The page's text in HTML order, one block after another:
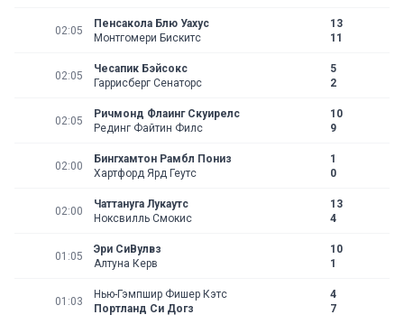
02:05
Пенсакола Блю Уахус
13
11
Монтгомери Бискитс
02:05
Чесапик Бэйсокс
5
2
Гаррисберг Сенаторс
02:05
Ричмонд Флаинг Скуирелс
10
9
Рединг Файтин Филс
02:00
Бингхамтон Рамбл Пониз
1
0
Хартфорд Ярд Геутс
02:00
Чаттануга Лукаутс
13
4
Ноксвилль Смокис
01:05
Эри СиВулвз
10
1
Алтуна Керв
01:03
Нью-Гэмпшир Фишер Кэтс
4
7
Портланд Си Догз